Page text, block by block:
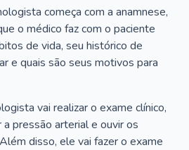
começa com a anamnese,
o médico faz com o paciente
de vida, seu histórico de
e quais são seus motivos para
vai realizar o exame clínico,
pressão arterial e ouvir os
disso, ele vai fazer o exame